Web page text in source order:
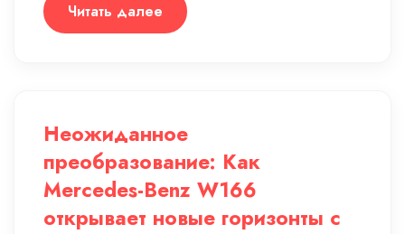
Читать далее
Неожиданное
преобразование: Как
Mercedes-Benz W166
открывает новые горизонты с